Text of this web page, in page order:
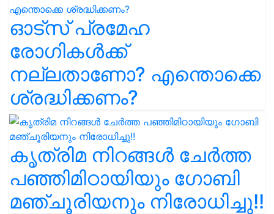
ഓട്സ് പ്രമേഹ
രോഗികൾക്ക്
നല്ലതാണോ? എന്തൊക്കെ
ശ്രദ്ധിക്കണം?
കൃത്രിമ നിറങ്ങൾ ചേർത്ത
പഞ്ഞിമിഠായിയും ഗോബി
മഞ്ചൂരിയനും നിരോധിച്ചു!!